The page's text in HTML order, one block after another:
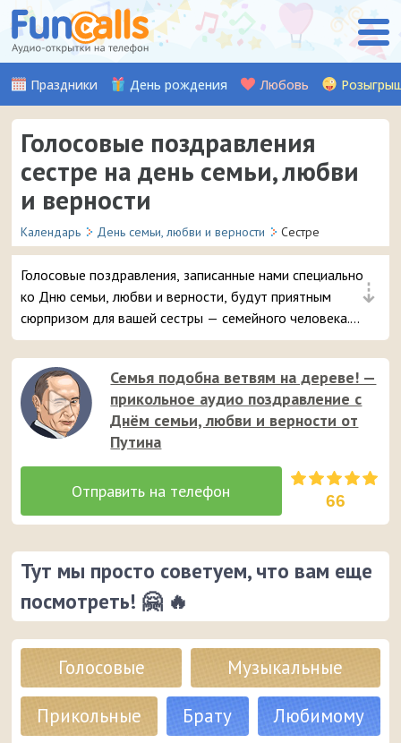
Праздники День рождения Любовь
Голосовые поздравления
сестре на день семьи, любви
и верности
Календарь День семьи, любви и верности Сестре
⇣
Голосовые поздравления, записанные нами специально
ко Дню семьи, любви и верности, будут приятным
сюрпризом для вашей сестры — семейного человека.
Слушайте, выбирайте и отправляйте понравившуюся
аудио-открытку на смартфон.
Семья подобна ветвям на дереве! —
прикольное аудио поздравление с
Днём семьи, любви и верности от
Путина
66
Тут мы просто советуем, что вам еще
посмотреть! 🤗 🔥
Голосовые
Музыкальные
Прикольные
Брату
Любимому